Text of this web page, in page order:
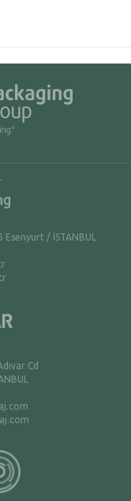
/ İSTANBUL
Cd